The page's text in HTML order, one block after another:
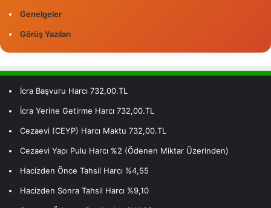
Genelgeler
Görüş Yazıları
İcra Başvuru Harcı 732,00.TL
İcra Yerine Getirme Harcı 732,00.TL
Cezaevi (CEYP) Harcı Maktu 732,00.TL
Cezaevi Yapı Pulu Harcı %2 (Ödenen Miktar Üzerinden)
Hacizden Önce Tahsil Harcı %4,55
Hacizden Sonra Tahsil Harcı %9,10